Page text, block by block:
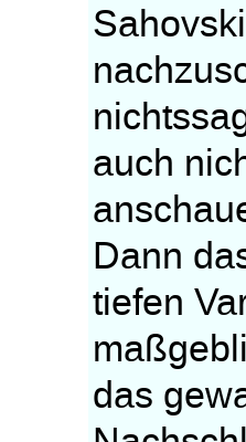
auch
Dann
tiefen
das